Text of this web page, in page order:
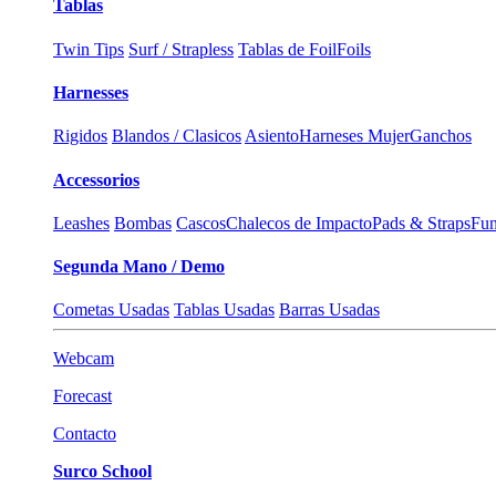
Tablas
Twin Tips Surf / Strapless Tablas de FoilFoils
Harnesses
Rigidos Blandos / Clasicos AsientoHarneses MujerGanchos
Accessorios
Leashes Bombas CascosChalecos de ImpactoPads & Straps
Segunda Mano / Demo
Cometas Usadas Tablas Usadas Barras Usadas
Webcam
Forecast
Contacto
Surco School